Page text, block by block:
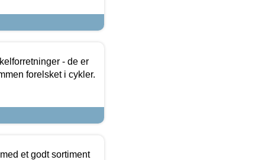
- de er
forelsket i cykler.
et godt sortiment